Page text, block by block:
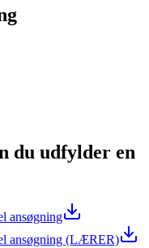
du udfylder en
ansøgning
ansøgning (LÆRER)